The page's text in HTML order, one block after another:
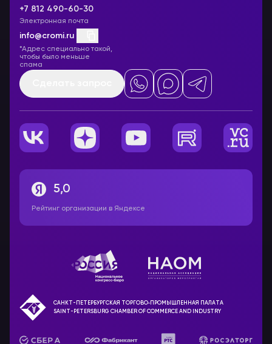
+7 812 490-60-30
Электронная почта
info@cromi.ru
*Адрес специально такой,
чтобы было меньше
спама
5,0
Рейтинг организации в Яндексе
САНКТ-ПЕТЕРБУРГСКАЯ ТОРГОВО‑ПРОМЫШЛЕННАЯ ПАЛАТА
SAINT-PETERSBURG CHAMBER OF COMMERCE AND INDUSTRY